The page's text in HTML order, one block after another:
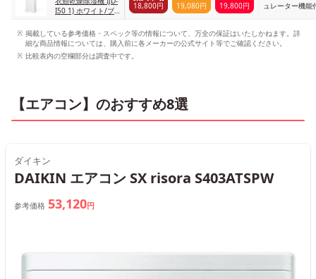
I50 1) ホワイト/ブ
18,800円 19,080円 19,800円
ュレーター機能
掲載している参考価格・スペック等の情報について、万全の保証はいたしかねます。詳
細な商品情報については、購入前に各メーカーの公式サイト等でご確認ください。
比較表内の空欄部分は調査中です。
【エアコン】のおすすめ8選
ダイキン
DAIKIN エアコン SX risora S403ATSPW
参考価格 53,120円